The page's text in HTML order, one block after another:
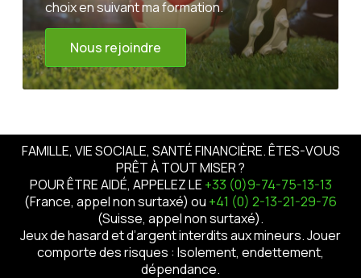
choix en suivant ma formation.
Nous rejoindre
FAMILLE, VIE SOCIALE, SANTÉ FINANCIÈRE. ÊTES-VOUS
PRÊT À TOUT MISER ?
POUR ÊTRE AIDÉ, APPELEZ LE +33 (0)9-74-75-13-13
(France, appel non surtaxé) ou +41 (0) 2-13-21-29-76
(Suisse, appel non surtaxé).
Jeux de hasard et d’argent interdits aux mineurs. Jouer
comporte des risques : Isolement, endettement,
dépendance.